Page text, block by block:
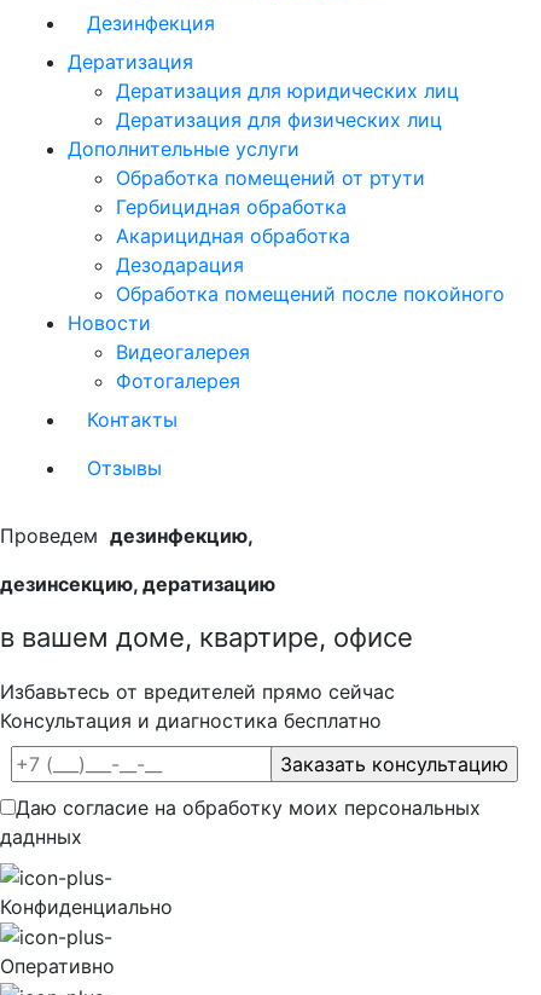
Дезинфекция
Дератизация
Дератизация для юридических лиц
Дератизация для физических лиц
Дополнительные услуги
Обработка помещений от ртути
Гербицидная обработка
Акарицидная обработка
Дезодарация
Обработка помещений после покойного
Новости
Видеогалерея
Фотогалерея
Контакты
Отзывы
Проведем дезинфекцию,
дезинсекцию, дератизацию
в вашем доме, квартире, офисе
Избавьтесь от вредителей прямо сейчас
Консультация и диагностика бесплатно
Даю согласие на обработку моих персональных
даднных
Конфиденциально
Оперативно